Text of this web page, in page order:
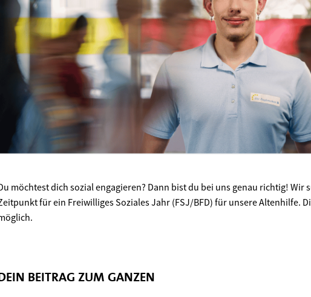
möchtest dich sozial engagieren? Dann bist du bei uns genau richtig! Wir
für ein Freiwilliges Soziales Jahr (FSJ/BFD) für unsere Altenhilfe.
BEITRAG ZUM GANZEN